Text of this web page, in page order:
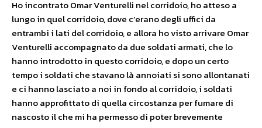
Ho incontrato Omar Venturelli nel corridoio, ho atteso a
lungo in quel corridoio, dove c’erano degli uffici da
entrambi i lati del corridoio, e allora ho visto arrivare Omar
Venturelli accompagnato da due soldati armati, che lo
hanno introdotto in questo corridoio, e dopo un certo
tempo i soldati che stavano là annoiati si sono allontanati
e ci hanno lasciato a noi in fondo al corridoio, i soldati
hanno approfittato di quella circostanza per fumare di
nascosto il che mi ha permesso di poter brevemente